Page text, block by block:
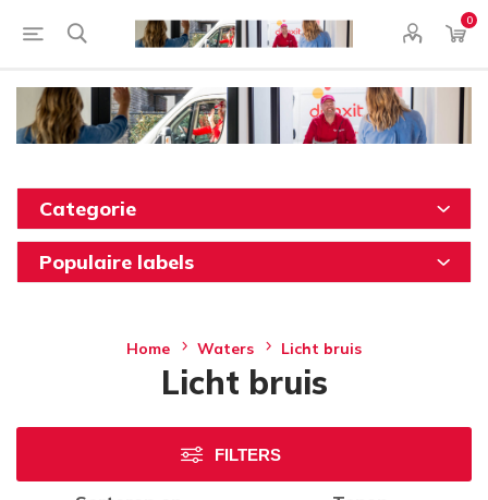
0
Categorie
Populaire labels
Home Waters Licht bruis
Licht bruis
FILTERS